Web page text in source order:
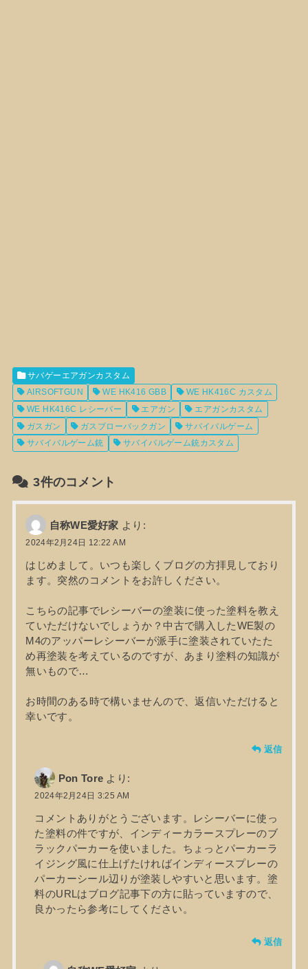
サバゲーエアガンカスタム
AIRSOFTGUN
WE HK416 GBB
WE HK416C カスタム
WE HK416C レシーバー
エアガン
エアガンカスタム
ガスガン
ガスブローバックガン
サバイバルゲーム
サバイバルゲーム銃
サバイバルゲーム銃カスタム
3件のコメント
自称WE愛好家 より:
2024年2月24日 12:22 AM
はじめまして。いつも楽しくブログの方拝見しており
ます。突然のコメントをお許しください。
こちらの記事でレシーバーの塗装に使った塗料を教え
ていただけないでしょうか？中古で購入したWE製の
M4のアッパーレシーバーが派手に塗装されていたた
め再塗装を考えているのですが、あまり塗料の知識が
無いもので…
お時間のある時で構いませんので、返信いただけると
幸いです。
返信
Pon Tore より:
2024年2月24日 3:25 AM
コメントありがとうございます。レシーバーに使っ
た塗料の件ですが、インディーカラースプレーのブ
ラックパーカーを使いました。ちょっとパーカーラ
イジング風に仕上げたければインディースプレーの
パーカーシール辺りが塗装しやすいと思います。塗
料のURLはブログ記事下の方に貼っていますので、
良かったら参考にしてください。
返信